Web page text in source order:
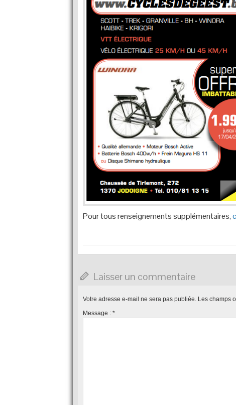
Pour tous renseignements supplémentaires,
Laisser un commentaire
Votre adresse e-mail ne sera pas publiée. Les champs
Message : *